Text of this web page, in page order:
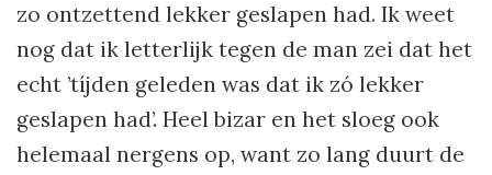
zo ontzettend lekker geslapen had. Ik weet
nog dat ik letterlijk tegen de man zei dat het
echt ’tíjden geleden was dat ik zó lekker
geslapen had’. Heel bizar en het sloeg ook
helemaal nergens op, want zo lang duurt de